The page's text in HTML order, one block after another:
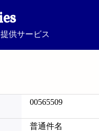
供サービス
00565509
普通件名